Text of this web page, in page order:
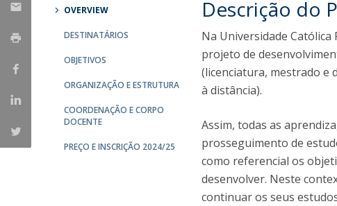
OVERVIEW
DESTINATÁRIOS
OBJETIVOS
ORGANIZAÇÃO E ESTRUTURA
COORDENAÇÃO E CORPO
DOCENTE
PREÇO E INSCRIÇÃO 2024/25
Descrição do
Na Universidade
projeto de
(licenciatura, mestrado e
à distância).
Assim, todas as
prosseguimento de
como referencial os
desenvolver. Neste
continuar os seus